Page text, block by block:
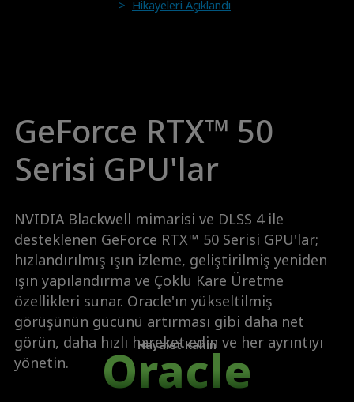
> Hikayeleri Açıklandı
GeForce RTX™ 50
Serisi GPU'lar
NVIDIA Blackwell mimarisi ve DLSS 4 ile
desteklenen GeForce RTX™ 50 Serisi GPU'lar;
hızlandırılmış ışın izleme, geliştirilmiş yeniden
ışın yapılandırma ve Çoklu Kare Üretme
özellikleri sunar. Oracle'ın yükseltilmiş
görüşünün gücünü artırması gibi daha net
görün, daha hızlı hareket edin ve her ayrıntıyı
yönetin.
Oracle
Hayalet Kahin